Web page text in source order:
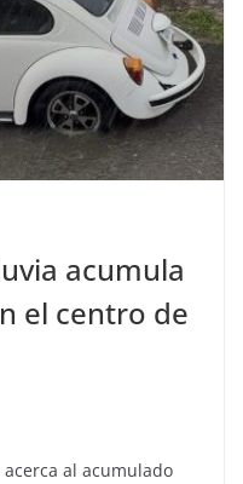
acumula
el centro de
al acumulado